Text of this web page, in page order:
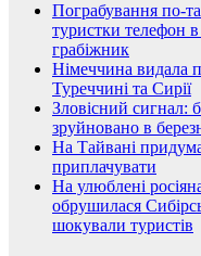
Пограбування по-
туристки телефон
грабіжник
Німеччина видала
Туреччині та Сирії
Зловісний сигнал:
зруйновано в
На Тайвані
приплачувати
На улюблені
обрушилася
шокували туристів